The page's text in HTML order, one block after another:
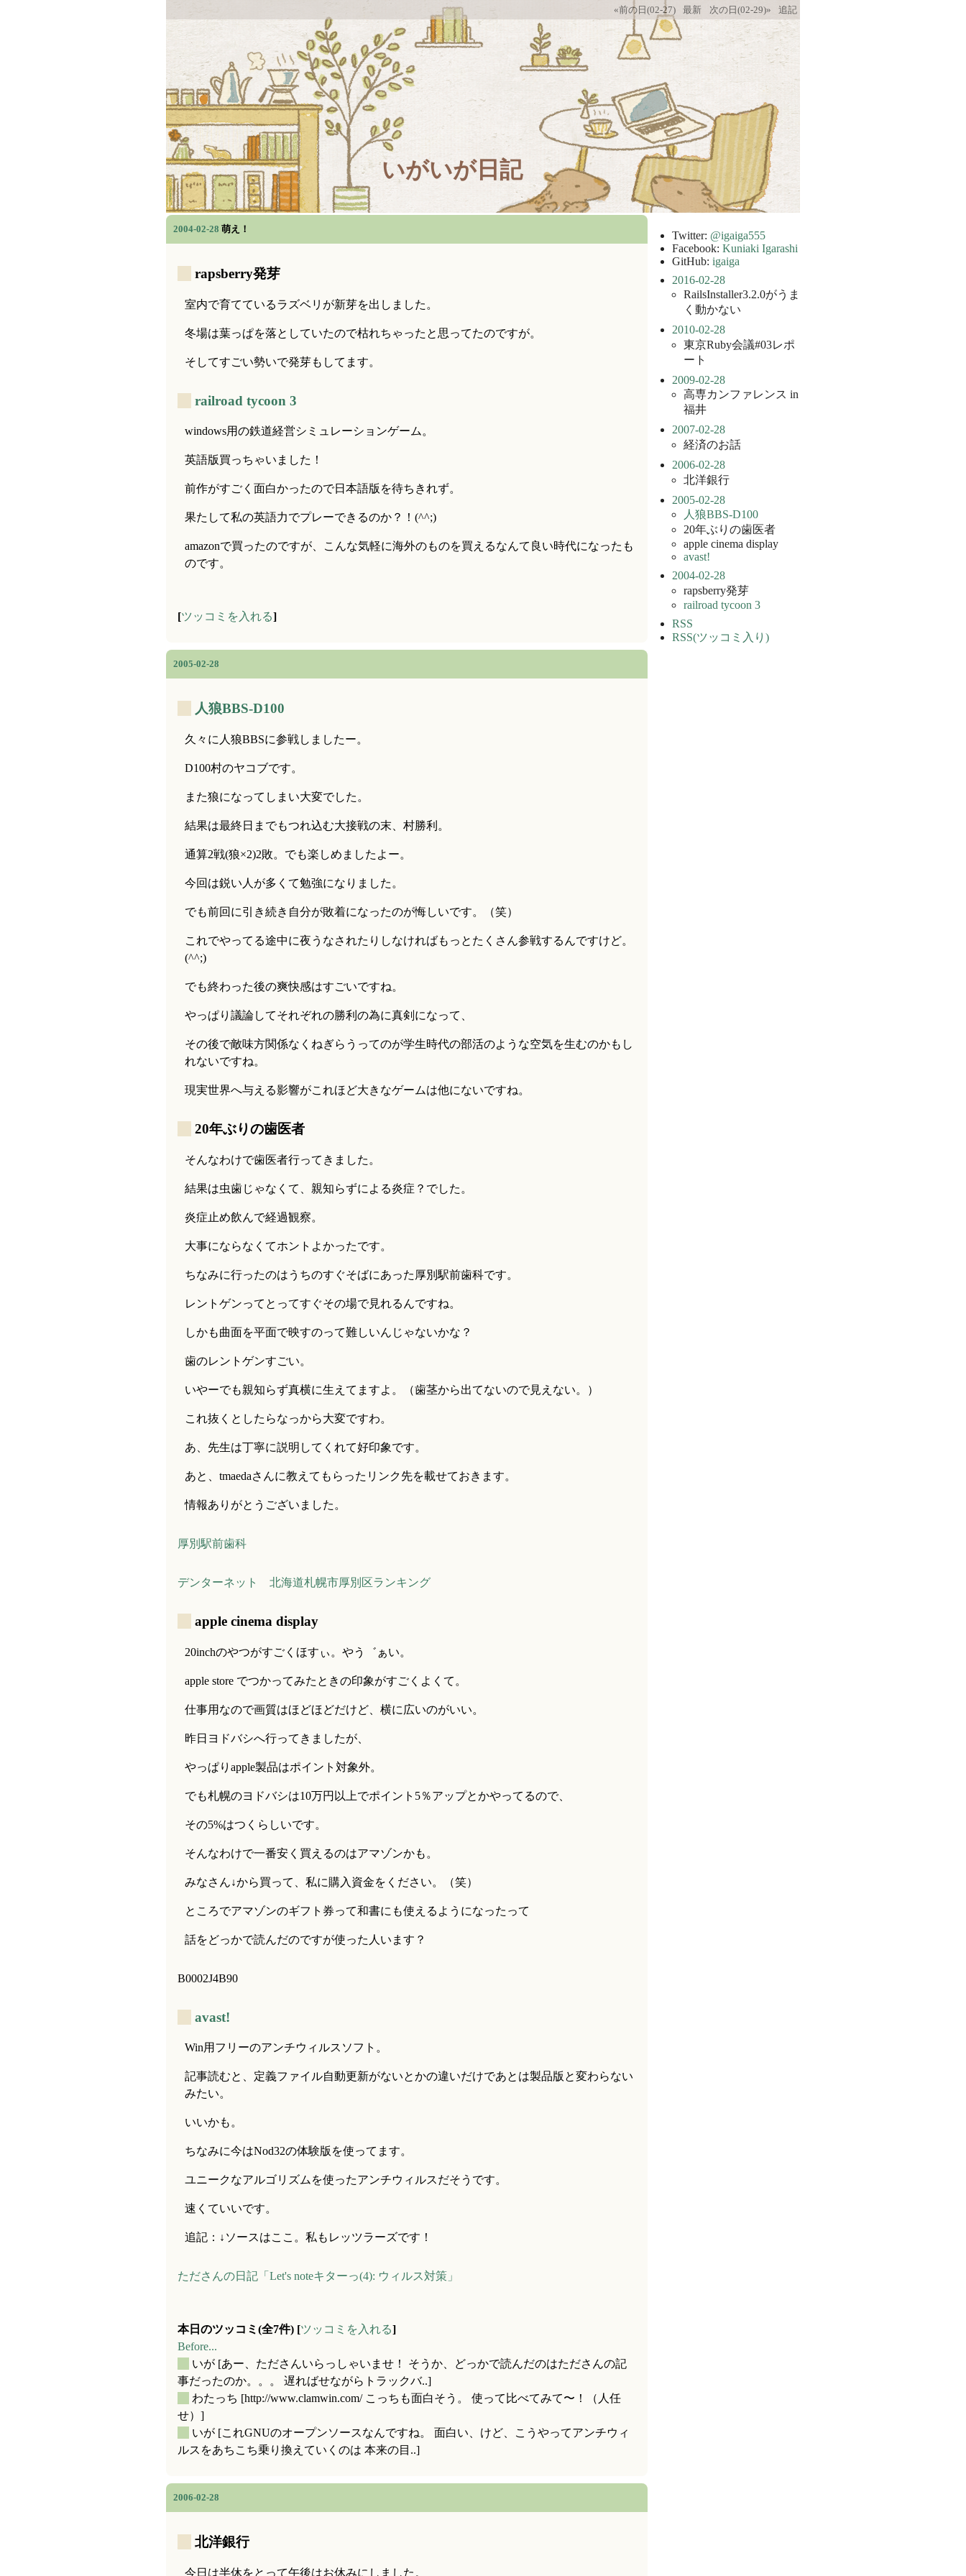
«前の日(02-27) 最新 次の日(02-29)» 追記
いがいが日記
2004-02-28 萌え！
rapsberry発芽
室内で育てているラズベリが新芽を出しました。
冬場は葉っぱを落としていたので枯れちゃったと思ってたのですが。
そしてすごい勢いで発芽もしてます。
railroad tycoon 3
windows用の鉄道経営シミュレーションゲーム。
英語版買っちゃいました！
前作がすごく面白かったので日本語版を待ちきれず。
果たして私の英語力でプレーできるのか？！(^^;)
amazonで買ったのですが、こんな気軽に海外のものを買えるなんて良い時代になったも
のです。
[ツッコミを入れる]
2005-02-28
人狼BBS-D100
久々に人狼BBSに参戦しましたー。
D100村のヤコブです。
また狼になってしまい大変でした。
結果は最終日までもつれ込む大接戦の末、村勝利。
通算2戦(狼×2)2敗。でも楽しめましたよー。
今回は鋭い人が多くて勉強になりました。
でも前回に引き続き自分が敗着になったのが悔しいです。（笑）
これでやってる途中に夜うなされたりしなければもっとたくさん参戦するんですけど。
(^^;)
でも終わった後の爽快感はすごいですね。
やっぱり議論してそれぞれの勝利の為に真剣になって、
その後で敵味方関係なくねぎらうってのが学生時代の部活のような空気を生むのかもし
れないですね。
現実世界へ与える影響がこれほど大きなゲームは他にないですね。
20年ぶりの歯医者
そんなわけで歯医者行ってきました。
結果は虫歯じゃなくて、親知らずによる炎症？でした。
炎症止め飲んで経過観察。
大事にならなくてホントよかったです。
ちなみに行ったのはうちのすぐそばにあった厚別駅前歯科です。
レントゲンってとってすぐその場で見れるんですね。
しかも曲面を平面で映すのって難しいんじゃないかな？
歯のレントゲンすごい。
いやーでも親知らず真横に生えてますよ。（歯茎から出てないので見えない。）
これ抜くとしたらなっから大変ですわ。
あ、先生は丁寧に説明してくれて好印象です。
あと、tmaedaさんに教えてもらったリンク先を載せておきます。
情報ありがとうございました。
厚別駅前歯科
デンターネット 北海道札幌市厚別区ランキング
apple cinema display
20inchのやつがすごくほすぃ。やう゛ぁい。
apple store でつかってみたときの印象がすごくよくて。
仕事用なので画質はほどほどだけど、横に広いのがいい。
昨日ヨドバシへ行ってきましたが、
やっぱりapple製品はポイント対象外。
でも札幌のヨドバシは10万円以上でポイント5％アップとかやってるので、
その5%はつくらしいです。
そんなわけで一番安く買えるのはアマゾンかも。
みなさん↓から買って、私に購入資金をください。（笑）
ところでアマゾンのギフト券って和書にも使えるようになったって
話をどっかで読んだのですが使った人います？
B0002J4B90
avast!
Win用フリーのアンチウィルスソフト。
記事読むと、定義ファイル自動更新がないとかの違いだけであとは製品版と変わらない
みたい。
いいかも。
ちなみに今はNod32の体験版を使ってます。
ユニークなアルゴリズムを使ったアンチウィルスだそうです。
速くていいです。
追記：↓ソースはここ。私もレッツラーズです！
たださんの日記「Let's noteキターっ(4): ウィルス対策」
本日のツッコミ(全7件) [ツッコミを入れる]
Before...
いが [あー、たださんいらっしゃいませ！ そうか、どっかで読んだのはたださんの記
事だったのか。。。 遅ればせながらトラックバ..]
わたっち [http://www.clamwin.com/ こっちも面白そう。 使って比べてみて〜！（人任
せ）]
いが [これGNUのオープンソースなんですね。 面白い、けど、こうやってアンチウィ
ルスをあちこち乗り換えていくのは 本来の目..]
2006-02-28
北洋銀行
今日は半休をとって午後はお休みにしました。
Twitter: @igaiga555
Facebook: Kuniaki Igarashi
GitHub: igaiga
2016-02-28
RailsInstaller3.2.0がうま
く動かない
2010-02-28
東京Ruby会議#03レポ
ート
2009-02-28
高専カンファレンス in
福井
2007-02-28
経済のお話
2006-02-28
北洋銀行
2005-02-28
人狼BBS-D100
20年ぶりの歯医者
apple cinema display
avast!
2004-02-28
rapsberry発芽
railroad tycoon 3
RSS
RSS(ツッコミ入り)